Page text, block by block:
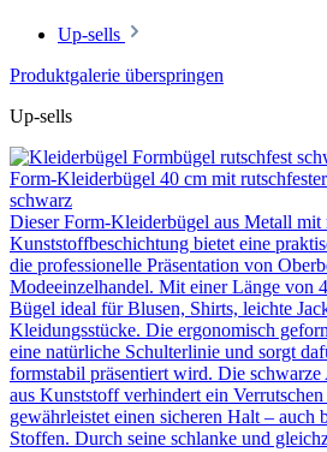
Up-sells
Produktgalerie überspringen
Up-sells
Form-Kleiderbügel 40 cm mit
schwarz
Dieser Form-Kleiderbügel aus Metall mit
Kunststoffbeschichtung bietet eine
die professionelle Präsentation von
Modeeinzelhandel. Mit einer Länge von
Bügel ideal für Blusen, Shirts, leichte
Kleidungsstücke. Die ergonomisch
eine natürliche Schulterlinie und sorgt
formstabil präsentiert wird. Die
aus Kunststoff verhindert ein
gewährleistet einen sicheren Halt – auch
Stoffen. Durch seine schlanke und